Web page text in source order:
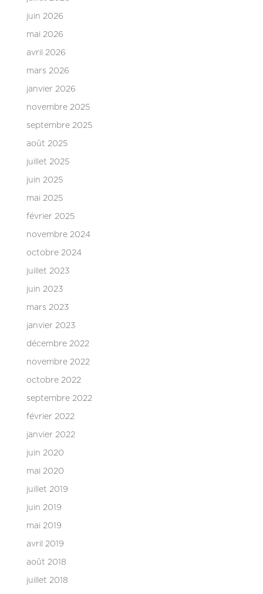
juin 2026
mai 2026
avril 2026
mars 2026
janvier 2026
novembre 2025
septembre 2025
août 2025
juillet 2025
juin 2025
mai 2025
février 2025
novembre 2024
octobre 2024
juillet 2023
juin 2023
mars 2023
janvier 2023
décembre 2022
novembre 2022
octobre 2022
septembre 2022
février 2022
janvier 2022
juin 2020
mai 2020
juillet 2019
juin 2019
mai 2019
avril 2019
août 2018
juillet 2018